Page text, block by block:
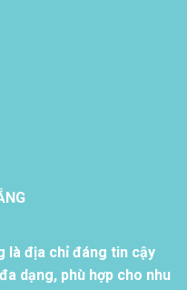
là địa chỉ đáng tin cậy
dạng, phù hợp cho nhu